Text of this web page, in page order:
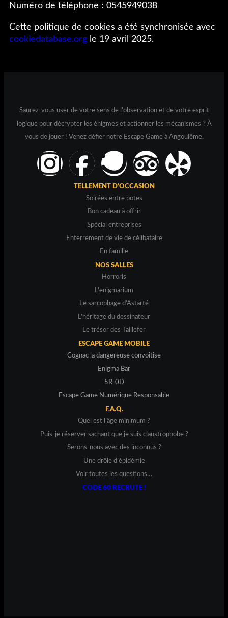
Numéro de téléphone : 0545949038
Cette politique de cookies a été synchronisée avec
cookiedatabase.org le 19 avril 2025.
Saurez-vous user de votre sens de l’observation et de votre esprit
logique pour décrypter les énigmes et actionner les mécanismes ? À
vous de jouer ! Venez défier notre Escape Game à Angoulême.
TELLEMENT D'OCCASION
Soirées entre potes
Bon cadeau à offrir
Spécial entreprises
Enterrement de vie de célibataire
En famille
NOS SALLES
Horroris
L’enigmarium
Le sarcophage d’Astarté
L’héritage du dessinateur
Le trésor des Taillefer
ESCAPE GAME MOBILE
Cognac la dangereuse convoitise
Enigma Bar
5R-0D
Escape Game Numérique Responsable
F.A.Q.
Quel est l’âge minimum ?
Puis-je réserver sachant que je suis claustrophobe ?
Serons-nous avec des inconnus ?
Une drôle d’épidémie
Voir toutes les questions…
CODE 60 RECRUTE !